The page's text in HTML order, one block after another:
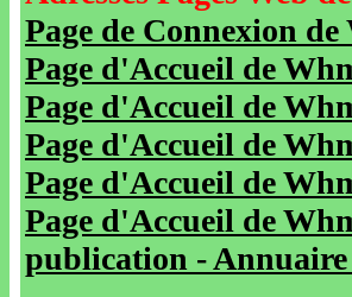
Page de Connexion
Page d'Accueil de
Page d'Accueil de
Page d'Accueil de
Page d'Accueil de
Page d'Accueil de
publication -